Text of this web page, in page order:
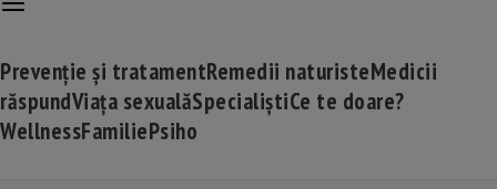
Prevenție și tratamentRemedii naturisteMedicii
răspundViața sexualăSpecialiștiCe te doare?
WellnessFamiliePsiho